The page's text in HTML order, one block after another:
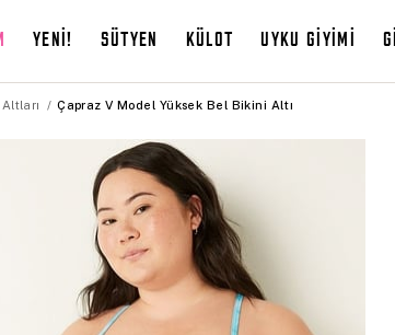
YENİ! SÜTYEN KÜLOT UYKU GİYİMİ
Çapraz V Model Yüksek Bel Bikini Altı